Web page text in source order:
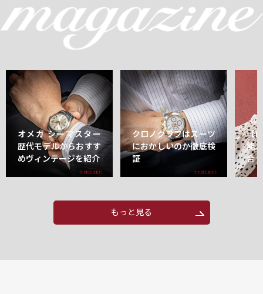
オメガ シーマスター
歴代モデルからおすす
めヴィンテージを紹介
クロノグラフはスーツ
におかしいのか徹底検
証
【
能
合
もっと見る